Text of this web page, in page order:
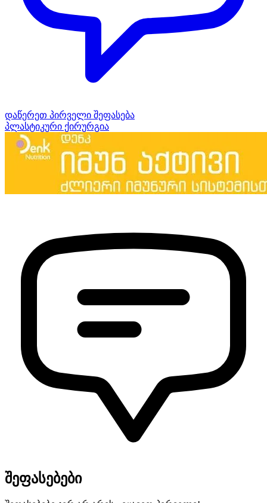
დაწერეთ პირველი შეფასება
პლასტიკური ქირურგია
შეფასებები